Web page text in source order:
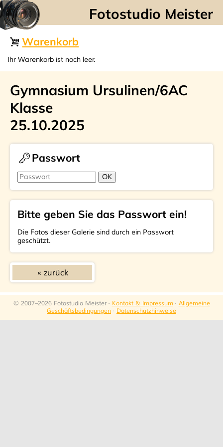
☰
Warenkorb
Ihr Warenkorb ist noch leer.
Gymnasium Ursulinen/6AC
Klasse
25.10.2025
Passwort
Bitte geben Sie das Passwort ein!
Die Fotos dieser Galerie sind durch ein Passwort
geschützt.
zurück
© 2007–2026 Fotostudio Meister · Kontakt & Impressum· Allgemeine
Geschäftsbedingungen · Datenschutzhinweise